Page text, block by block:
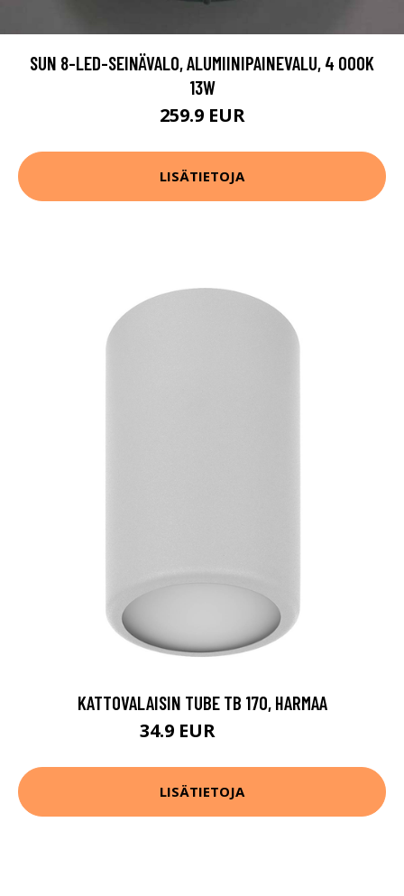
SUN 8-LED-SEINÄVALO, ALUMIINIPAINEVALU, 4 000K
13W
259.9 EUR
LISÄTIETOJA
KATTOVALAISIN TUBE TB 170, HARMAA
34.9 EUR
LISÄTIETOJA